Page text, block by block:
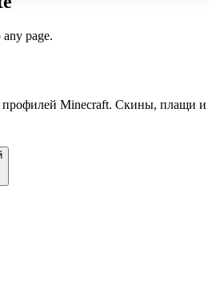
any page.
профилей Minecraft. Скины, плащи и